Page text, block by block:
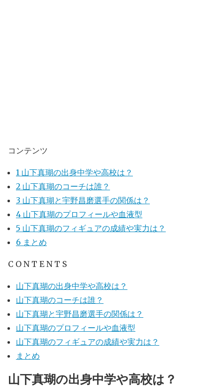
コンテンツ
1 山下真瑚の出身中学や高校は？
2 山下真瑚のコーチは誰？
3 山下真瑚と宇野昌磨選手の関係は？
4 山下真瑚のプロフィールや血液型
5 山下真瑚のフィギュアの成績や実力は？
6 まとめ
C O N T E N T S
山下真瑚の出身中学や高校は？
山下真瑚のコーチは誰？
山下真瑚と宇野昌磨選手の関係は？
山下真瑚のプロフィールや血液型
山下真瑚のフィギュアの成績や実力は？
まとめ
山下真瑚の出身中学や高校は？